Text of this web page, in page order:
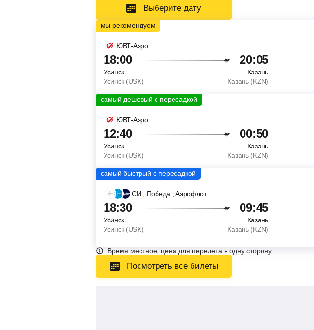
Выберите дату
ЮВТ-Аэро
18:00 20:05
Усинск
Казань
Усинск (USK)
Казань (KZN)
ЮВТ-Аэро
12:40 00:50
Усинск
Казань
Усинск (USK)
Казань (KZN)
СИ , Победа , Аэрофлот
18:30 09:45
Усинск
Казань
Усинск (USK)
Казань (KZN)
Время местное, цена для перелета в одну сторону
Посмотреть все билеты